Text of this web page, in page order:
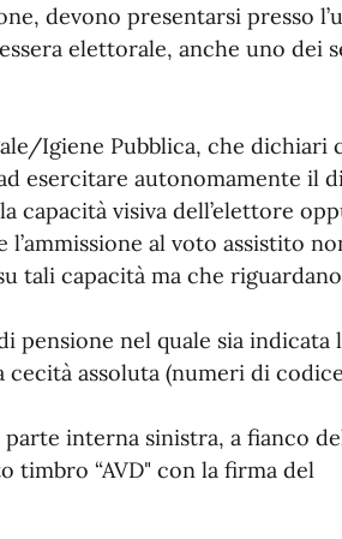
devono presentarsi presso
elettorale, anche uno dei
Igiene Pubblica, che dichiari
esercitare autonomamente il
capacità visiva dell’elettore
al voto assistito
tali capacità ma che
nel quale sia indicata
assoluta (numeri di
interna sinistra, a fianco
timbro “AVD" con la firma del